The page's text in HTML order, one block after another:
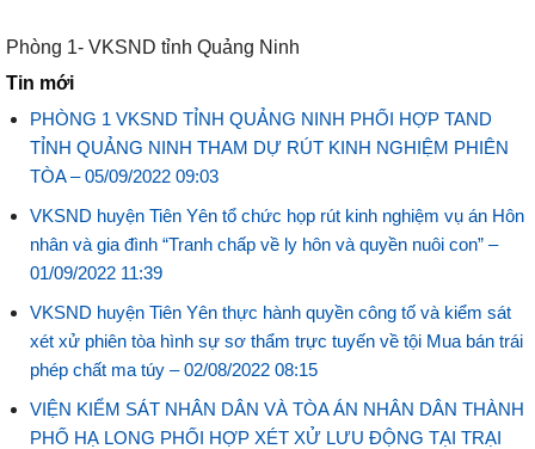
Phòng 1- VKSND tỉnh Quảng Ninh
Tin mới
PHÒNG 1 VKSND TỈNH QUẢNG NINH PHỐI HỢP TAND
TỈNH QUẢNG NINH THAM DỰ RÚT KINH NGHIỆM PHIÊN
TÒA –05/09/2022 09:03
VKSND huyện Tiên Yên tổ chức họp rút kinh nghiệm vụ án Hôn
nhân và gia đình “Tranh chấp về ly hôn và quyền nuôi con” –
01/09/2022 11:39
VKSND huyện Tiên Yên thực hành quyền công tố và kiểm sát
xét xử phiên tòa hình sự sơ thẩm trực tuyến về tội Mua bán trái
phép chất ma túy –02/08/2022 08:15
VIỆN KIỂM SÁT NHÂN DÂN VÀ TÒA ÁN NHÂN DÂN THÀNH
PHỐ HẠ LONG PHỐI HỢP XÉT XỬ LƯU ĐỘNG TẠI TRẠI